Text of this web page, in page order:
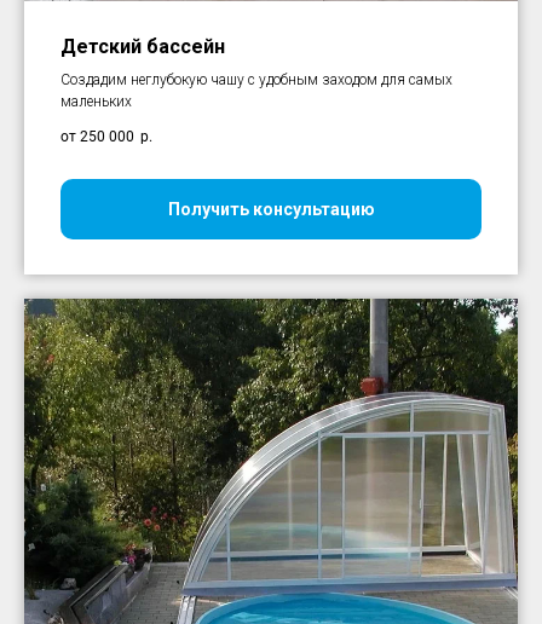
Детский бассейн
Создадим неглубокую чашу с удобным заходом для самых
маленьких
от 250 000 р.
Получить консультацию